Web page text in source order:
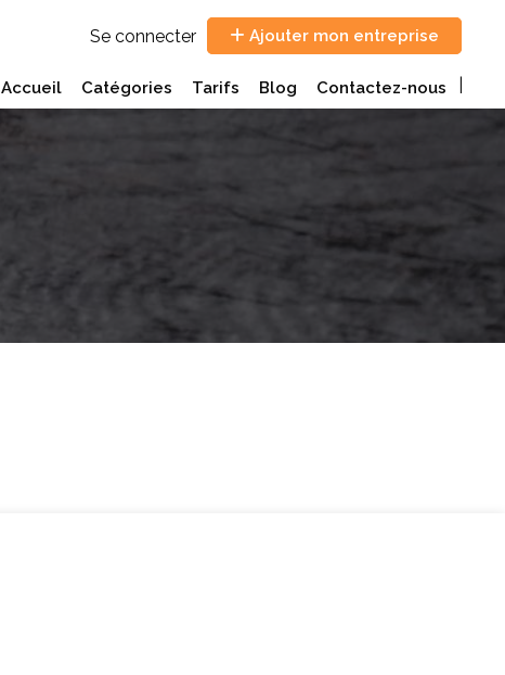
Se connecter Ajouter mon entreprise
Accueil Catégories Tarifs Blog Contactez-nous